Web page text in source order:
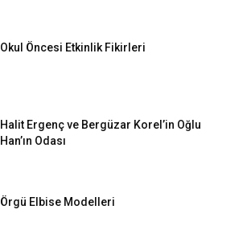
Okul Öncesi Etkinlik Fikirleri
Halit Ergenç ve Bergüzar Korel’in Oğlu
Han’ın Odası
Örgü Elbise Modelleri